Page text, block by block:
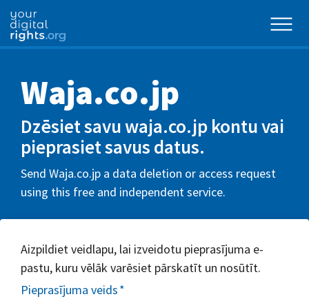
Waja.co.jp
Dzēsiet savu waja.co.jp kontu vai
pieprasiet savus datus.
Send Waja.co.jp a data deletion or access request
using this free and independent service.
Aizpildiet veidlapu, lai izveidotu pieprasījuma e-
pastu, kuru vēlāk varēsiet pārskatīt un nosūtīt.
Pieprasījuma veids*